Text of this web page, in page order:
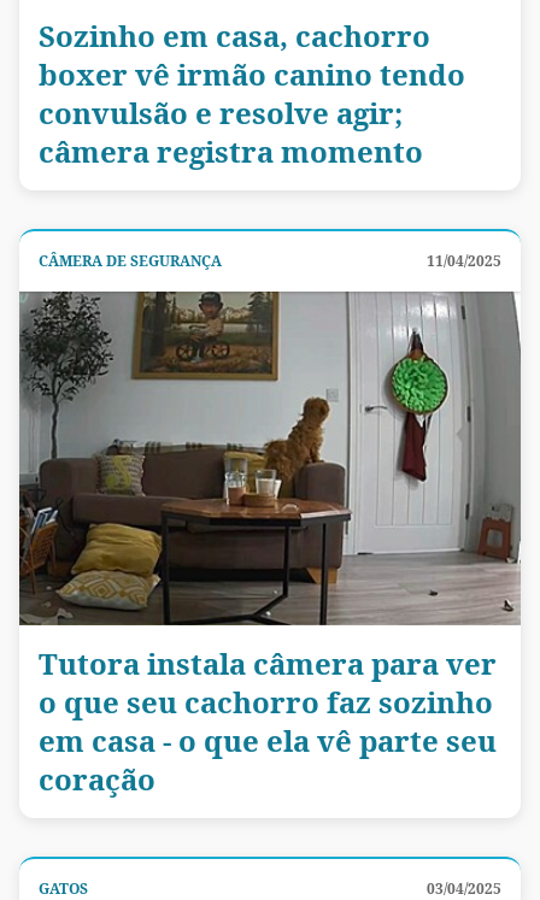
Sozinho em casa, cachorro
boxer vê irmão canino tendo
convulsão e resolve agir;
câmera registra momento
CÂMERA DE SEGURANÇA 11/04/2025
Tutora instala câmera para ver
o que seu cachorro faz sozinho
em casa - o que ela vê parte seu
coração
GATOS 03/04/2025